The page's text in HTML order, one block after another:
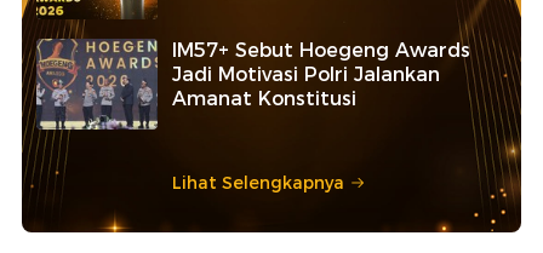
IM57+ Sebut Hoegeng Awards
Jadi Motivasi Polri Jalankan
Amanat Konstitusi
Lihat Selengkapnya